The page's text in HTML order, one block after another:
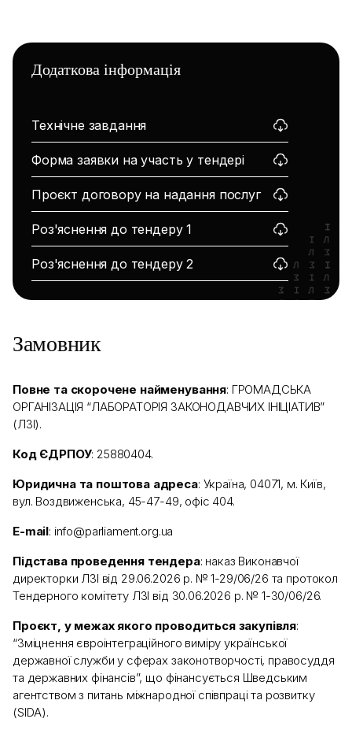
Додаткова інформація
Технічне завдання
Форма заявки на участь у тендері
Проєкт договору на надання послуг
Роз'яснення до тендеру 1
Роз'яснення до тендеру 2
Замовник
Повне та скорочене найменування: ГРОМАДСЬКА
ОРГАНІЗАЦІЯ “ЛАБОРАТОРІЯ ЗАКОНОДАВЧИХ ІНІЦІАТИВ”
(ЛЗІ).
Код ЄДРПОУ: 25880404.
Юридична та поштова адреса: Україна, 04071, м. Київ,
вул. Воздвиженська, 45-47-49, офіс 404.
E-mail: info@parliament.org.ua
Підстава проведення тендера: наказ Виконавчої
директорки ЛЗІ від 29.06.2026 р. № 1-29/06/26 та протокол
Тендерного комітету ЛЗІ від 30.06.2026 р. № 1-30/06/26.
Проєкт, у межах якого проводиться закупівля:
“Зміцнення євроінтеграційного виміру української
державної служби у сферах законотворчості, правосуддя
та державних фінансів”, що фінансується Шведським
агентством з питань міжнародної співпраці та розвитку
(SIDA).